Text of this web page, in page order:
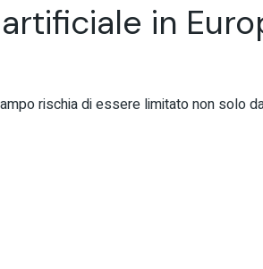
in
rischia di essere limitato non solo